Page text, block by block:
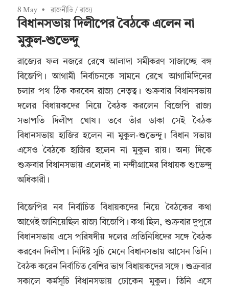
8 May রাজনীতি /রাজ্য
বিধানসভায় দিলীপের বৈঠকে এলেন না
মুকুল-শুভেন্দু
রাজ্যের ফল নজরে রেখে আলাদা সমীকরণ সাজাচ্ছে বঙ্গ
বিজেপি। আগামী নির্বাচনকে সামনে রেখে আগামিদিনের
চলার পথ ঠিক করবেন রাজ্য নেতৃত্ব। শুক্রবার বিধানসভায়
দলের বিধায়কদের নিয়ে বৈঠক করলেন বিজেপি রাজ্য
সভাপতি দিলীপ ঘোষ। তবে তাঁর ডাকা সেই বৈঠক
বিধানসভায় হাজির হলেন না মুকুল-শুভেন্দু। বিধান সভায়
এসেও বৈঠকে হাজির হলেন না মুকুল রায়। অন্য দিকে
শুক্রবার বিধানসভায় এলেনই না নন্দীগ্রামের বিধায়ক শুভেন্দু
অধিকারী।
বিজেপির নব নির্বাচিত বিধায়কদের নিয়ে বৈঠকের কথা
আগেই জানিয়েছিল রাজ্য বিজেপি। কথা ছিল, শুক্রবার দুপুরে
বিধানসভায় এসে পরিষদীয় দলের প্রতিনিধিদের সঙ্গে বৈঠক
করবেন দিলীপ। নির্দিষ্ট সূচি মেনে বিধানসভায় আসেন তিনি।
বৈঠক করেন নির্বাচিত বেশির ভাগ বিধায়কদের সঙ্গে। শুক্রবার
সকালে কর্মসূচি বিধানসভায় ঢোকেন মুকুল। তিনি এসে